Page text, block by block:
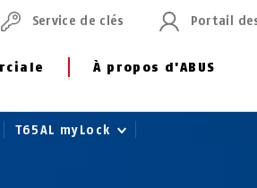
À propos d'ABUS
Service de clés Portail
T65AL myLock